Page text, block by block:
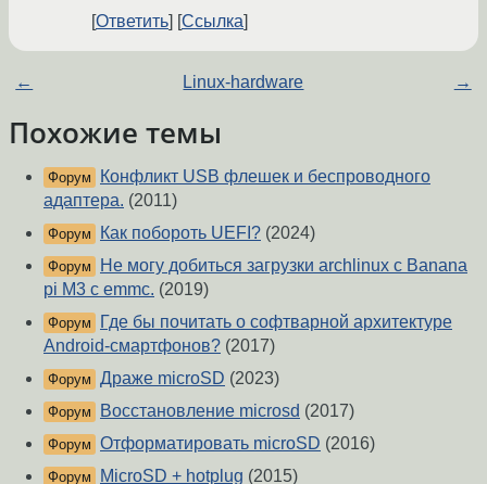
Ответить Ссылка
← Linux-hardware →
Похожие темы
Форум
Конфликт USB флешек и беспроводного
адаптера. (2011)
Форум Как побороть UEFI? (2024)
Форум
Не могу добиться загрузки archlinux с Banana
pi M3 с emmc. (2019)
Форум
Где бы почитать о софтварной архитектуре
Android-смартфонов? (2017)
Форум Драже microSD (2023)
Форум Восстановление microsd (2017)
Форум Отформатировать microSD (2016)
Форум MicroSD + hotplug (2015)